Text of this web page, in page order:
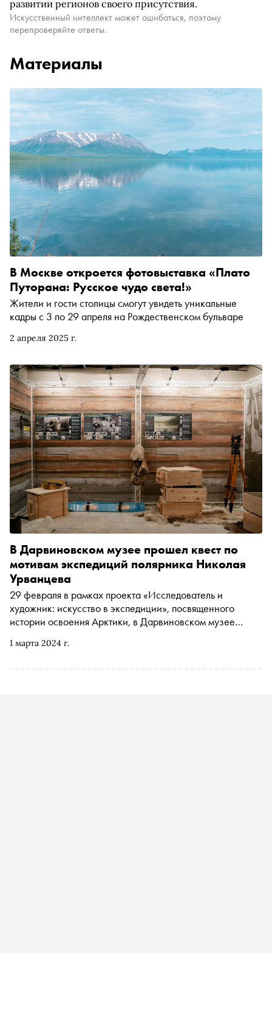
развитии регионов своего присутствия.
Искусственный интеллект может ошибаться, поэтому
перепроверяйте ответы.
Материалы
2 апреля 2025 г.
В Москве откроется фотовыставка «Плато
Путорана: Русское чудо света!»
Жители и гости столицы смогут увидеть уникальные
кадры с 3 по 29 апреля на Рождественском бульваре
1 марта 2024 г.
В Дарвиновском музее прошел квест по
мотивам экспедиций полярника Николая
Урванцева
29 февраля в рамках проекта «‎Исследователь и
художник: искусство в экспедиции», посвященного
истории освоения Арктики, в Дарвиновском музее
Урванцева». «Сноб» прошел по следам экспедиций